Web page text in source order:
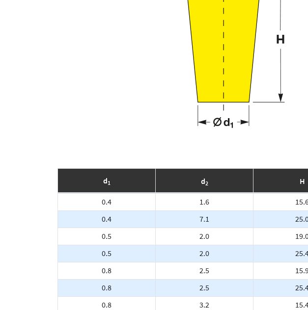
d1 d2 H
0.4 1.6
0.4
7.1
0.5
2.0
0.5
2.0
0.8
2.5
0.8
2.5
0.8
3.2